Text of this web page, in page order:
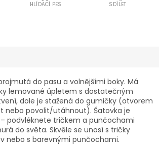
HLÍDACÍ PES SDÍLET
do pasu a volnějšími boky. Má
lemované úpletem s dostatečným
dole je stažená do gumičky (otvorem
nebo povolit/utáhnout). Šatovka je
podvléknete tričkem a punčochami
do světa. Skvěle se unosí s tričky
nebo s barevnými punčochami.